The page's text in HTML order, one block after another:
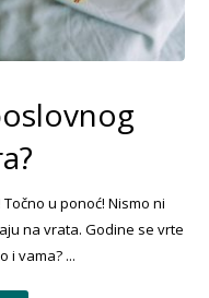
u ponoć! Nismo ni
na vrata. Godine se vrte
i vama? ...